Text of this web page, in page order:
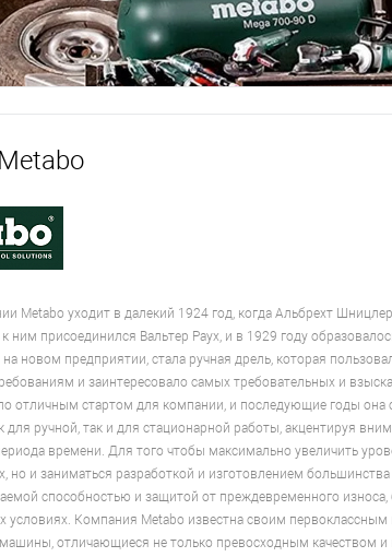
Metabo уходит в далекий 1924 год, когда Альбрехт
ним присоединился Вальтер Раух, и в 1929 году
новом предприятии, стала ручная дрель, которая
и заинтересовало самых требовательных и
отличным стартом для компании, и последующие годы она
для ручной, так и для стационарной работы, акцентируя
времени. Для того чтобы максимально увеличить
но и заниматься разработкой и изготовлением
способностью и защитой от преждевременного
условиях. Компания Metabo известна своим
отличающиеся не только превосходным качеством